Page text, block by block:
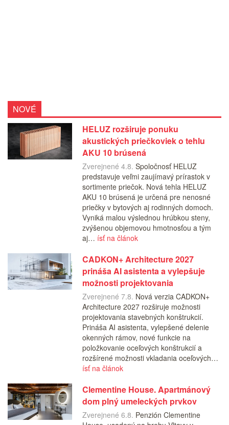
NOVÉ
HELUZ rozširuje ponuku
akustických priečkoviek o tehlu
AKU 10 brúsená
Zverejnené 4.8. Spoločnosť HELUZ
predstavuje veľmi zaujímavý prírastok v
sortimente priečok. Nová tehla HELUZ
AKU 10 brúsená je určená pre nenosné
priečky v bytových aj rodinných domoch.
Vyniká malou výslednou hrúbkou steny,
zvýšenou objemovou hmotnosťou a tým
aj… ísť na článok
CADKON+ Architecture 2027
prináša AI asistenta a vylepšuje
možnosti projektovania
Zverejnené 7.8. Nová verzia CADKON+
Architecture 2027 rozširuje možnosti
projektovania stavebných konštrukcií.
Prináša AI asistenta, vylepšené delenie
okenných rámov, nové funkcie na
položkovanie oceľových konštrukcií a
rozšírené možnosti vkladania oceľových…
ísť na článok
Clementine House. Apartmánový
dom plný umeleckých prvkov
Zverejnené 6.8. Penzión Clementine